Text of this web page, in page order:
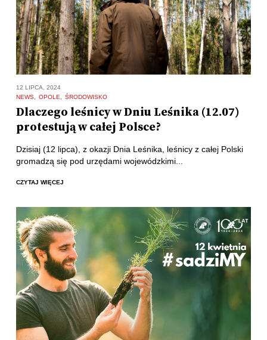
12 LIPCA, 2024
NEWS
OPOLE ŚRODOWISKO
Dlaczego leśnicy w Dniu Leśnika (12.07)
protestują w całej Polsce?
Dzisiaj (12 lipca), z okazji Dnia Leśnika, leśnicy z całej Polski
gromadzą się pod urzędami wojewódzkimi...
CZYTAJ WIĘCEJ